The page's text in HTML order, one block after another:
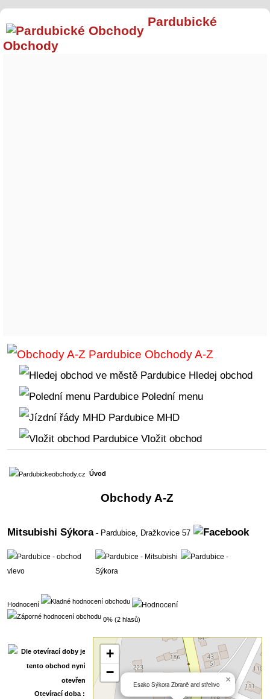
Pardubické
Obchody
Obchody A-Z
Hledej obchod
Polední menu
MHD
Vložit obchod
Úvod
Obchody A-Z
Mitsubishi Sýkora- Pardubice, Dražkovice 57
Hodnocení
0% (2 hlasů)
Otevírací doba :
Esako Sýkora Zbraně and střelivo ×
+
−